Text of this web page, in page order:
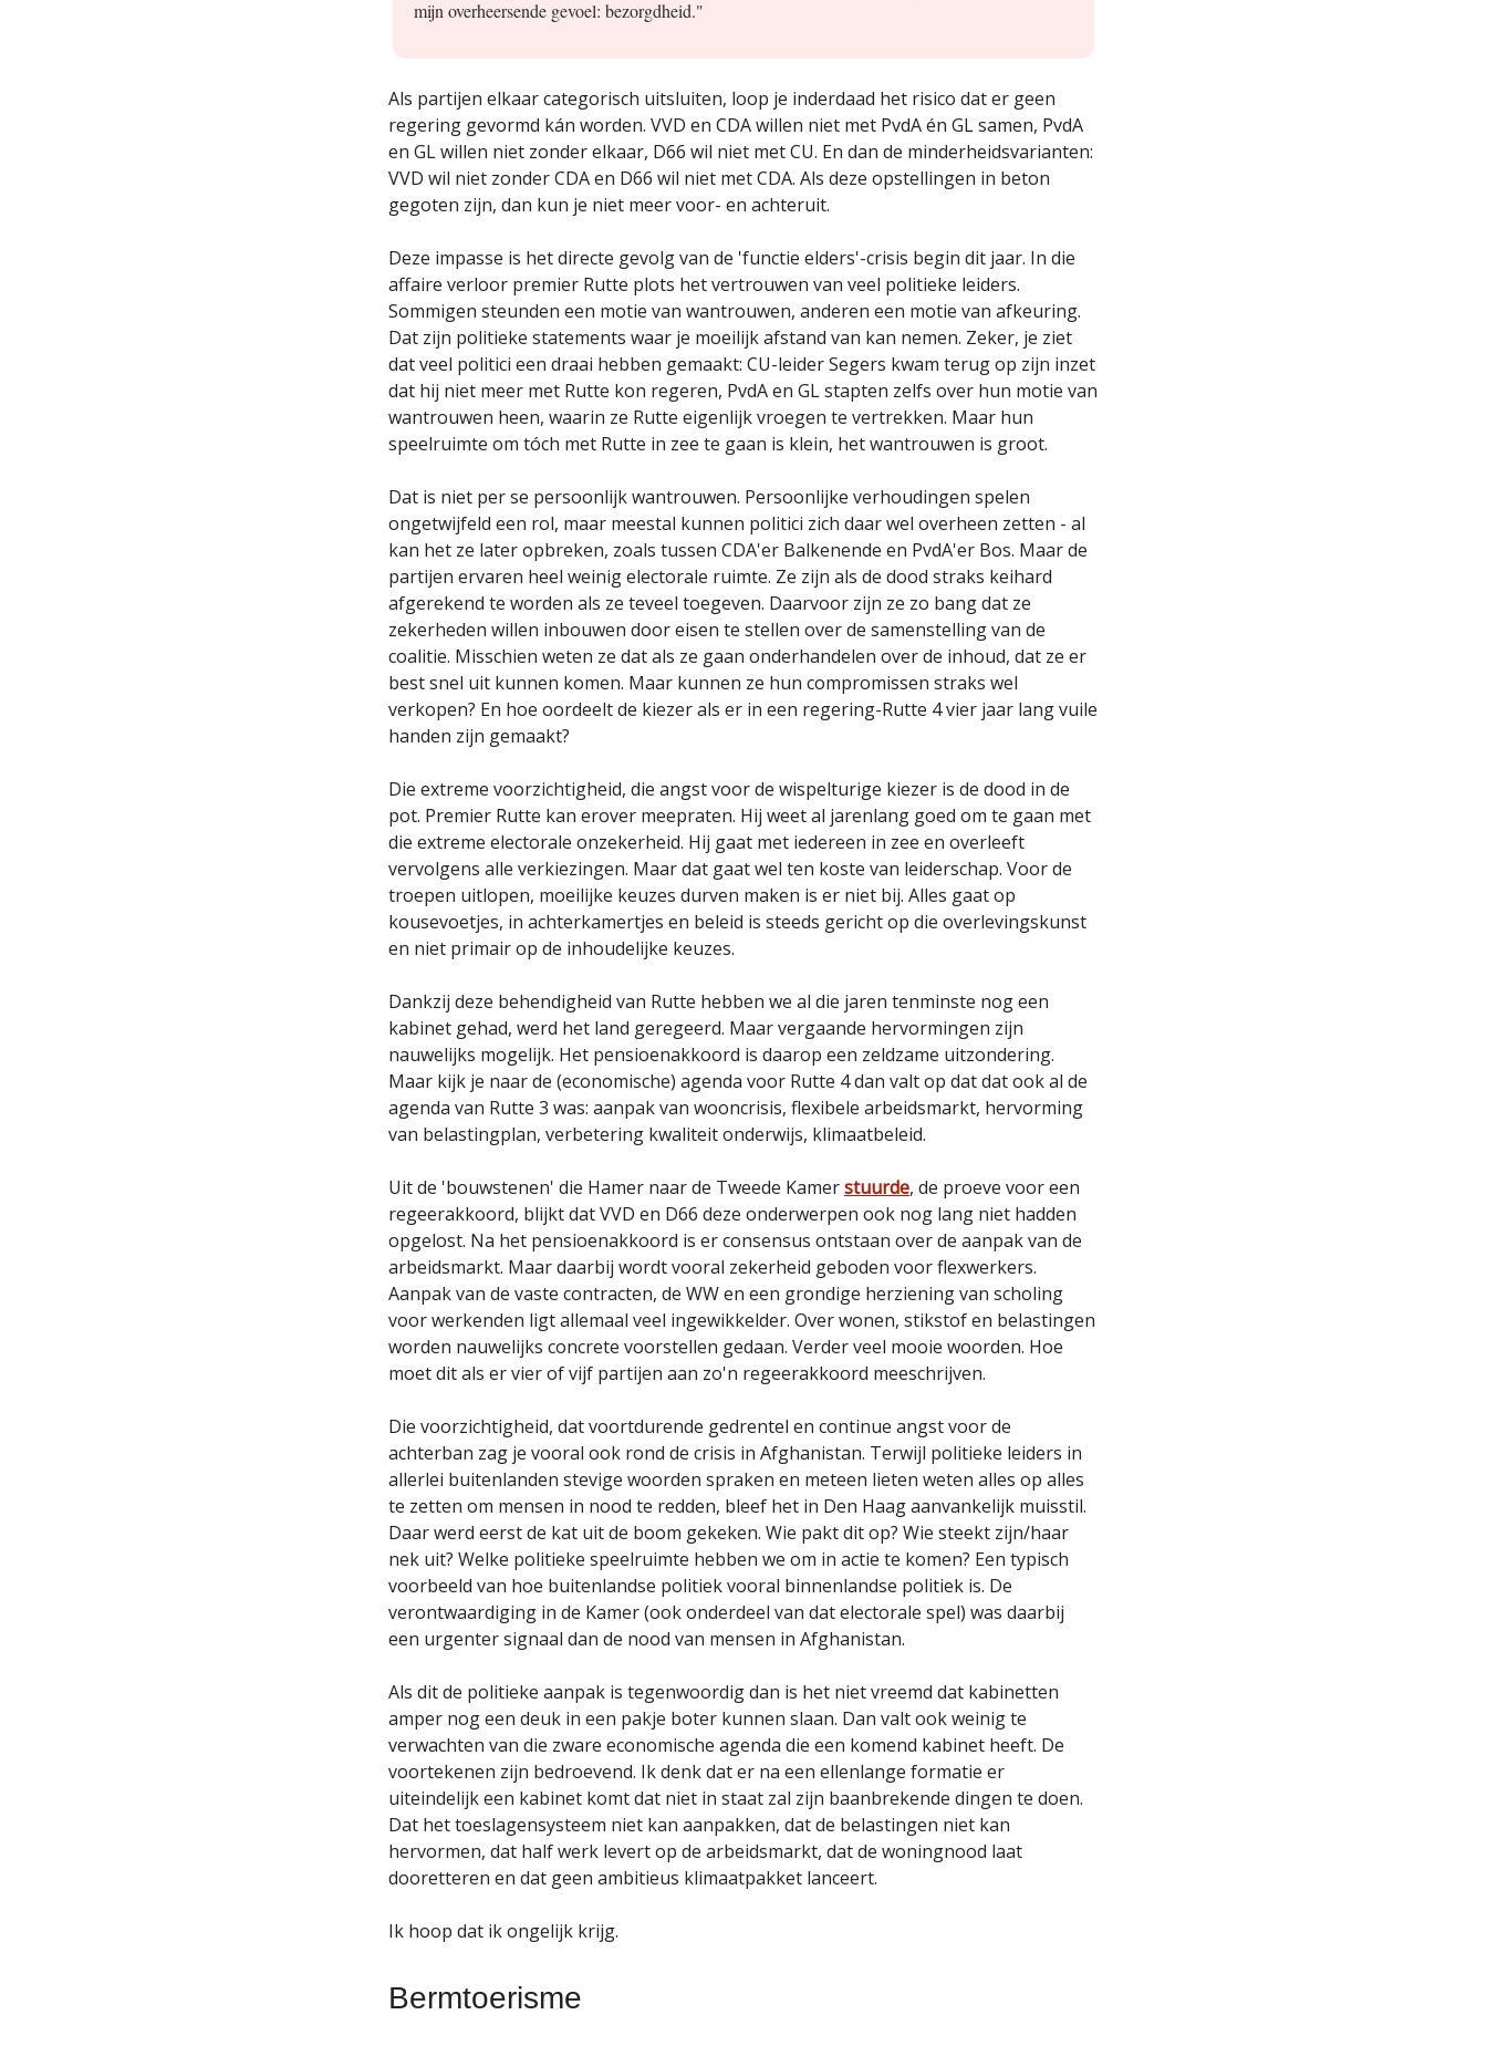
mijn overheersende gevoel: bezorgdheid."
Als partijen elkaar categorisch uitsluiten, loop je inderdaad het risico dat er geen
regering gevormd kán worden. VVD en CDA willen niet met PvdA én GL samen, PvdA
en GL willen niet zonder elkaar, D66 wil niet met CU. En dan de minderheidsvarianten:
VVD wil niet zonder CDA en D66 wil niet met CDA. Als deze opstellingen in beton
gegoten zijn, dan kun je niet meer voor- en achteruit.
Deze impasse is het directe gevolg van de 'functie elders'-crisis begin dit jaar. In die
affaire verloor premier Rutte plots het vertrouwen van veel politieke leiders.
Sommigen steunden een motie van wantrouwen, anderen een motie van afkeuring.
Dat zijn politieke statements waar je moeilijk afstand van kan nemen. Zeker, je ziet
dat veel politici een draai hebben gemaakt: CU-leider Segers kwam terug op zijn inzet
dat hij niet meer met Rutte kon regeren, PvdA en GL stapten zelfs over hun motie van
wantrouwen heen, waarin ze Rutte eigenlijk vroegen te vertrekken. Maar hun
speelruimte om tóch met Rutte in zee te gaan is klein, het wantrouwen is groot.
Dat is niet per se persoonlijk wantrouwen. Persoonlijke verhoudingen spelen
ongetwijfeld een rol, maar meestal kunnen politici zich daar wel overheen zetten - al
kan het ze later opbreken, zoals tussen CDA'er Balkenende en PvdA'er Bos. Maar de
partijen ervaren heel weinig electorale ruimte. Ze zijn als de dood straks keihard
afgerekend te worden als ze teveel toegeven. Daarvoor zijn ze zo bang dat ze
zekerheden willen inbouwen door eisen te stellen over de samenstelling van de
coalitie. Misschien weten ze dat als ze gaan onderhandelen over de inhoud, dat ze er
best snel uit kunnen komen. Maar kunnen ze hun compromissen straks wel
verkopen? En hoe oordeelt de kiezer als er in een regering-Rutte 4 vier jaar lang vuile
handen zijn gemaakt?
Die extreme voorzichtigheid, die angst voor de wispelturige kiezer is de dood in de
pot. Premier Rutte kan erover meepraten. Hij weet al jarenlang goed om te gaan met
die extreme electorale onzekerheid. Hij gaat met iedereen in zee en overleeft
vervolgens alle verkiezingen. Maar dat gaat wel ten koste van leiderschap. Voor de
troepen uitlopen, moeilijke keuzes durven maken is er niet bij. Alles gaat op
kousevoetjes, in achterkamertjes en beleid is steeds gericht op die overlevingskunst
en niet primair op de inhoudelijke keuzes.
Dankzij deze behendigheid van Rutte hebben we al die jaren tenminste nog een
kabinet gehad, werd het land geregeerd. Maar vergaande hervormingen zijn
nauwelijks mogelijk. Het pensioenakkoord is daarop een zeldzame uitzondering.
Maar kijk je naar de (economische) agenda voor Rutte 4 dan valt op dat dat ook al de
agenda van Rutte 3 was: aanpak van wooncrisis, flexibele arbeidsmarkt, hervorming
van belastingplan, verbetering kwaliteit onderwijs, klimaatbeleid.
Uit de 'bouwstenen' die Hamer naar de Tweede Kamerstuurde, de proeve voor een
regeerakkoord, blijkt dat VVD en D66 deze onderwerpen ook nog lang niet hadden
opgelost. Na het pensioenakkoord is er consensus ontstaan over de aanpak van de
arbeidsmarkt. Maar daarbij wordt vooral zekerheid geboden voor flexwerkers.
Aanpak van de vaste contracten, de WW en een grondige herziening van scholing
voor werkenden ligt allemaal veel ingewikkelder. Over wonen, stikstof en belastingen
worden nauwelijks concrete voorstellen gedaan. Verder veel mooie woorden. Hoe
moet dit als er vier of vijf partijen aan zo'n regeerakkoord meeschrijven.
Die voorzichtigheid, dat voortdurende gedrentel en continue angst voor de
achterban zag je vooral ook rond de crisis in Afghanistan. Terwijl politieke leiders in
allerlei buitenlanden stevige woorden spraken en meteen lieten weten alles op alles
te zetten om mensen in nood te redden, bleef het in Den Haag aanvankelijk muisstil.
Daar werd eerst de kat uit de boom gekeken. Wie pakt dit op? Wie steekt zijn/haar
nek uit? Welke politieke speelruimte hebben we om in actie te komen? Een typisch
voorbeeld van hoe buitenlandse politiek vooral binnenlandse politiek is. De
verontwaardiging in de Kamer (ook onderdeel van dat electorale spel) was daarbij
een urgenter signaal dan de nood van mensen in Afghanistan.
Als dit de politieke aanpak is tegenwoordig dan is het niet vreemd dat kabinetten
amper nog een deuk in een pakje boter kunnen slaan. Dan valt ook weinig te
verwachten van die zware economische agenda die een komend kabinet heeft. De
voortekenen zijn bedroevend. Ik denk dat er na een ellenlange formatie er
uiteindelijk een kabinet komt dat niet in staat zal zijn baanbrekende dingen te doen.
Dat het toeslagensysteem niet kan aanpakken, dat de belastingen niet kan
hervormen, dat half werk levert op de arbeidsmarkt, dat de woningnood laat
dooretteren en dat geen ambitieus klimaatpakket lanceert.
Ik hoop dat ik ongelijk krijg.
Bermtoerisme